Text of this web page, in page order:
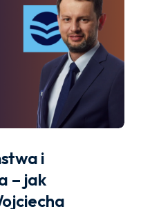
i
– jak